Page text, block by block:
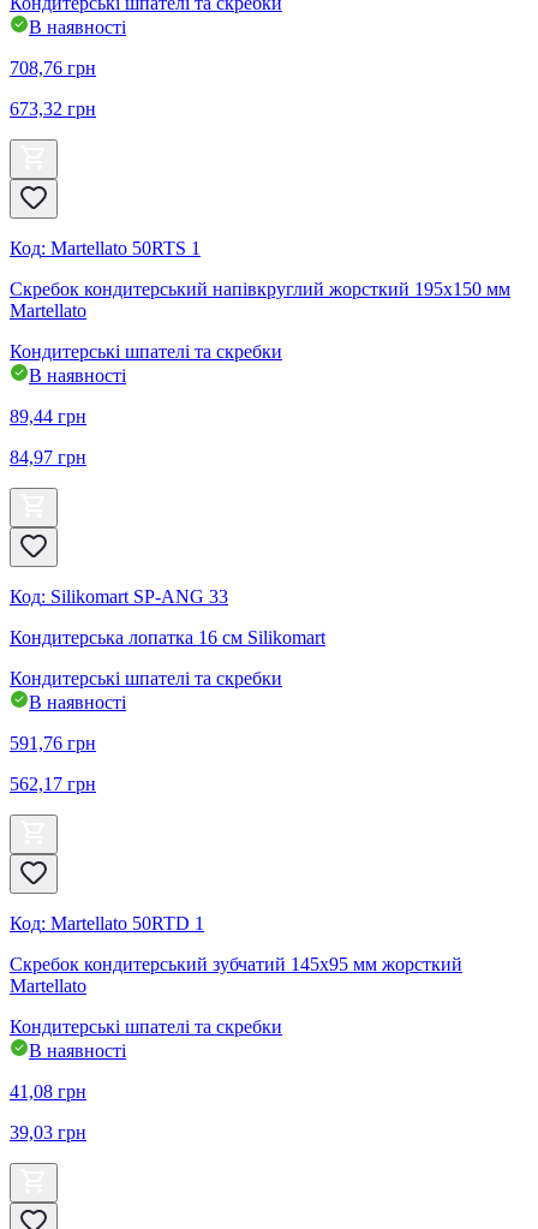
В наявності
708,76 грн
673,32 грн
Код: Martellato 50RTS 1
Скребок кондитерський напівкруглий жорсткий 195x150 мм
Martellato
Кондитерські шпателі та скребки
В наявності
89,44 грн
84,97 грн
Код: Silikomart SP-ANG 33
Кондитерська лопатка 16 см Silikomart
Кондитерські шпателі та скребки
В наявності
591,76 грн
562,17 грн
Код: Martellato 50RTD 1
Скребок кондитерський зубчатий 145x95 мм жорсткий
Martellato
Кондитерські шпателі та скребки
В наявності
41,08 грн
39,03 грн